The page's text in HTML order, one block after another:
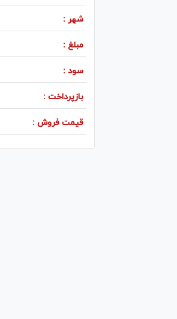
شهر :
مبلغ :
سود :
بازپرداخت :
قیمت فروش :